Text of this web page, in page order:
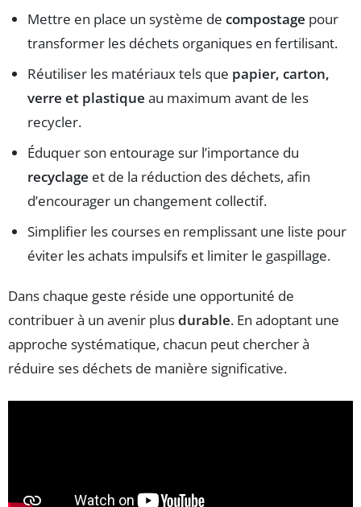
Mettre en place un système de compostage pour
transformer les déchets organiques en fertilisant.
Réutiliser les matériaux tels que papier, carton,
verre et plastique au maximum avant de les
recycler.
Éduquer son entourage sur l’importance du
recyclage et de la réduction des déchets, afin
d’encourager un changement collectif.
Simplifier les courses en remplissant une liste pour
éviter les achats impulsifs et limiter le gaspillage.
Dans chaque geste réside une opportunité de
contribuer à un avenir plusdurable. En adoptant une
approche systématique, chacun peut chercher à
réduire ses déchets de manière significative.